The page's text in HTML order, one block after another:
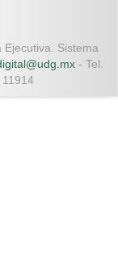
Sistema
- Tel.